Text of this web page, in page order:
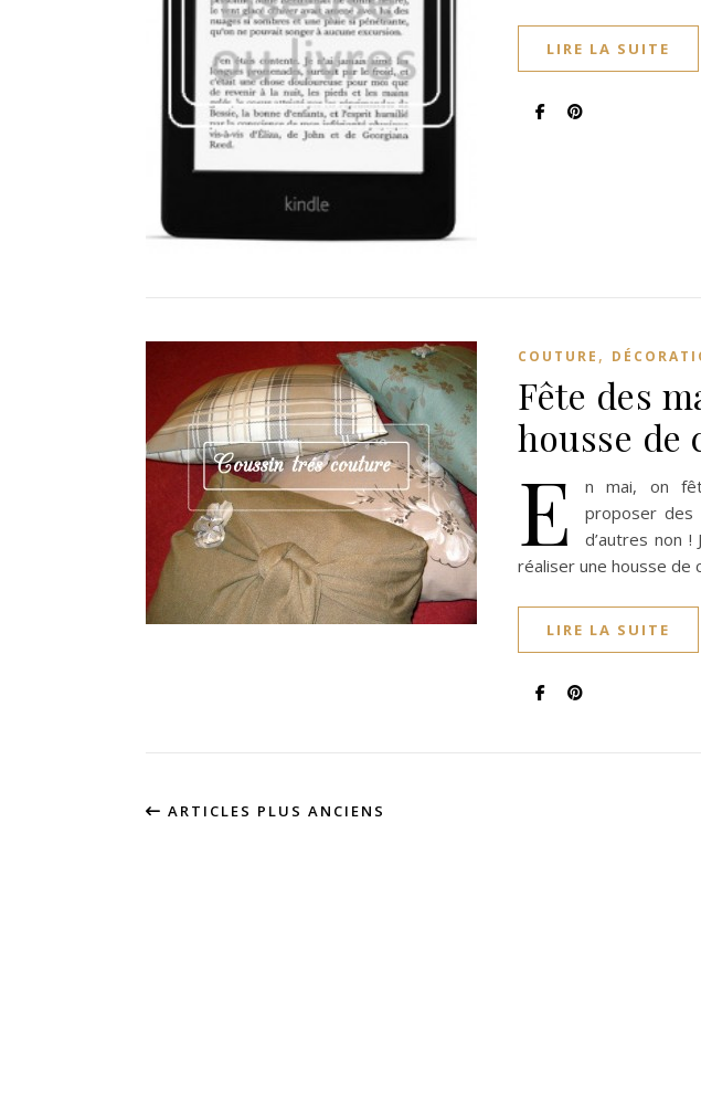
LIRE LA SUITE
COUTURE ,
Fête des
housse de
E
n mai, on
proposer des
d’autres non
réaliser une housse de
LIRE LA SUITE
ARTICLES PLUS ANCIENS